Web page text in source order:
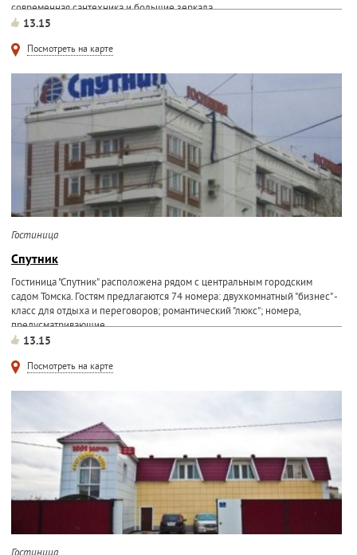
современная сантехника и большие зеркала.
13.15
Посмотреть на карте
Гостиница
Спутник
Гостиница "Спутник" расположена рядом с центральным городским
садом Томска. Гостям предлагаются 74 номера: двухкомнатный "бизнес" -
класс для отдыха и переговоров; романтический "люкс"; номера,
предусматривающие...
13.15
Посмотреть на карте